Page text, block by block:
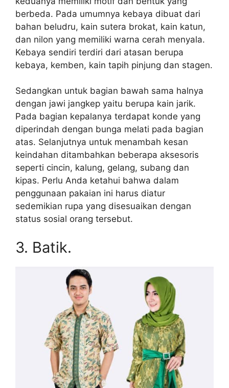
berbeda. Pada umumnya kebaya dibuat dari
bahan beludru, kain sutera brokat, kain katun,
dan nilon yang memiliki warna cerah menyala.
Kebaya sendiri terdiri dari atasan berupa
kebaya, kemben, kain tapih pinjung dan stagen.
Sedangkan untuk bagian bawah sama halnya
dengan jawi jangkep yaitu berupa kain jarik.
Pada bagian kepalanya terdapat konde yang
diperindah dengan bunga melati pada bagian
atas. Selanjutnya untuk menambah kesan
keindahan ditambahkan beberapa aksesoris
seperti cincin, kalung, gelang, subang dan
kipas. Perlu Anda ketahui bahwa dalam
penggunaan pakaian ini harus diatur
sedemikian rupa yang disesuaikan dengan
status sosial orang tersebut.
3. Batik.